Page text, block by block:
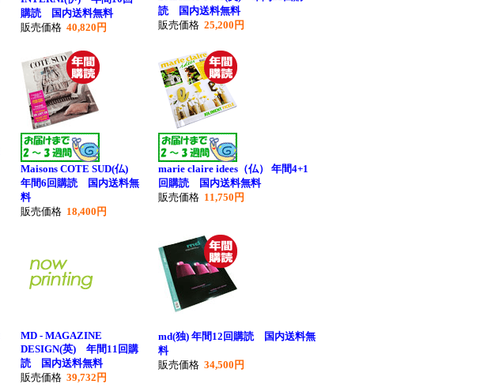
購読 国内送料無料
販売価格 40,820円
読 国内送料無料
販売価格 25,200円
Maisons COTE SUD(仏)
年間6回購読 国内送料無
料
販売価格 18,400円
marie claire idees（仏） 年間4+1
回購読 国内送料無料
販売価格 11,750円
MD - MAGAZINE
DESIGN(英) 年間11回購
読 国内送料無料
販売価格 39,732円
md(独) 年間12回購読 国内送料無
料
販売価格 34,500円